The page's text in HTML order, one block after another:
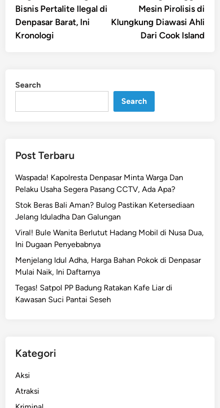
Bisnis Pertalite Ilegal di
Denpasar Barat, Ini
Kronologi
Mesin Pirolisis di
Klungkung Diawasi Ahli
Dari Cook Island
Search
Search
Post Terbaru
Waspada! Kapolresta Denpasar Minta Warga Dan
Pelaku Usaha Segera Pasang CCTV, Ada Apa?
Stok Beras Bali Aman? Bulog Pastikan Ketersediaan
Jelang Iduladha Dan Galungan
Viral! Bule Wanita Berlutut Hadang Mobil di Nusa Dua,
Ini Dugaan Penyebabnya
Menjelang Idul Adha, Harga Bahan Pokok di Denpasar
Mulai Naik, Ini Daftarnya
Tegas! Satpol PP Badung Ratakan Kafe Liar di
Kawasan Suci Pantai Seseh
Kategori
Aksi
Atraksi